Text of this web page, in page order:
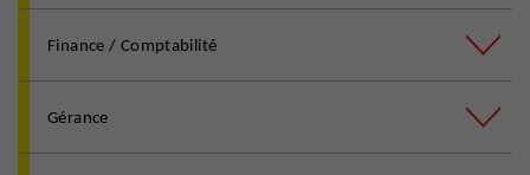
Finance / Comptabilité
Gérance